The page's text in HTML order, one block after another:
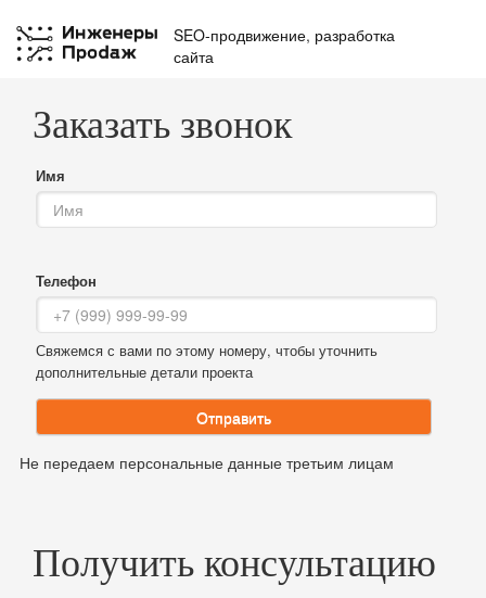
SEO-продвижение, разработка
сайта
Заказать звонок
Имя
Телефон
Свяжемся с вами по этому номеру, чтобы уточнить
дополнительные детали проекта
Отправить
Не передаем персональные данные третьим лицам
Получить консультацию